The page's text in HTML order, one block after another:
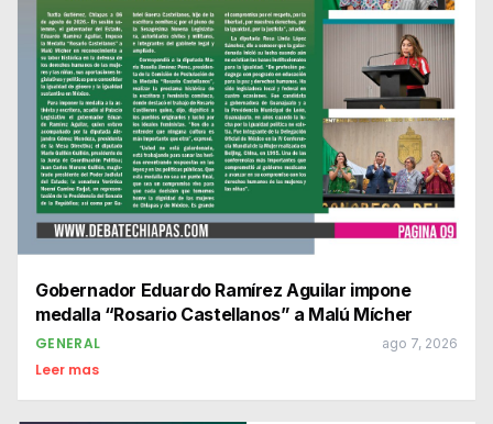
Gobernador Eduardo Ramírez Aguilar impone
medalla “Rosario Castellanos” a Malú Mícher
GENERAL ago 7, 2026
Leer mas